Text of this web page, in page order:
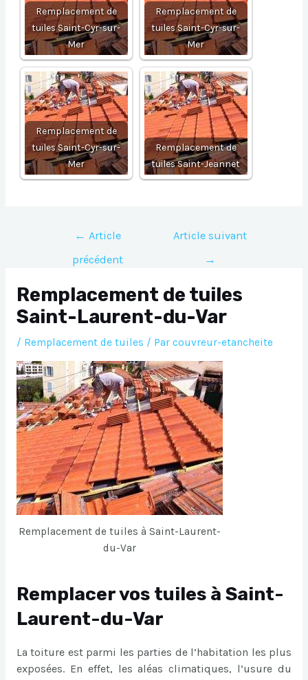
Remplacement de
tuiles Saint-Cyr-sur-
Mer
Remplacement de
tuiles Saint-Cyr-sur-
Mer
Remplacement de
tuiles Saint-Cyr-sur-
Mer
Remplacement de
tuiles Saint-Jeannet
Navigation
l’article
← Article
précédent
Article suivant
→
Remplacement de tuiles
Saint-Laurent-du-Var
/ Remplacement de tuiles / Par couvreur-etancheite
Remplacement de tuiles à Saint-Laurent-
du-Var
Remplacer vos tuiles à Saint-
Laurent-du-Var
La toiture est parmi les parties de l’habitation les plus
exposées. En effet, les aléas climatiques, l’usure du